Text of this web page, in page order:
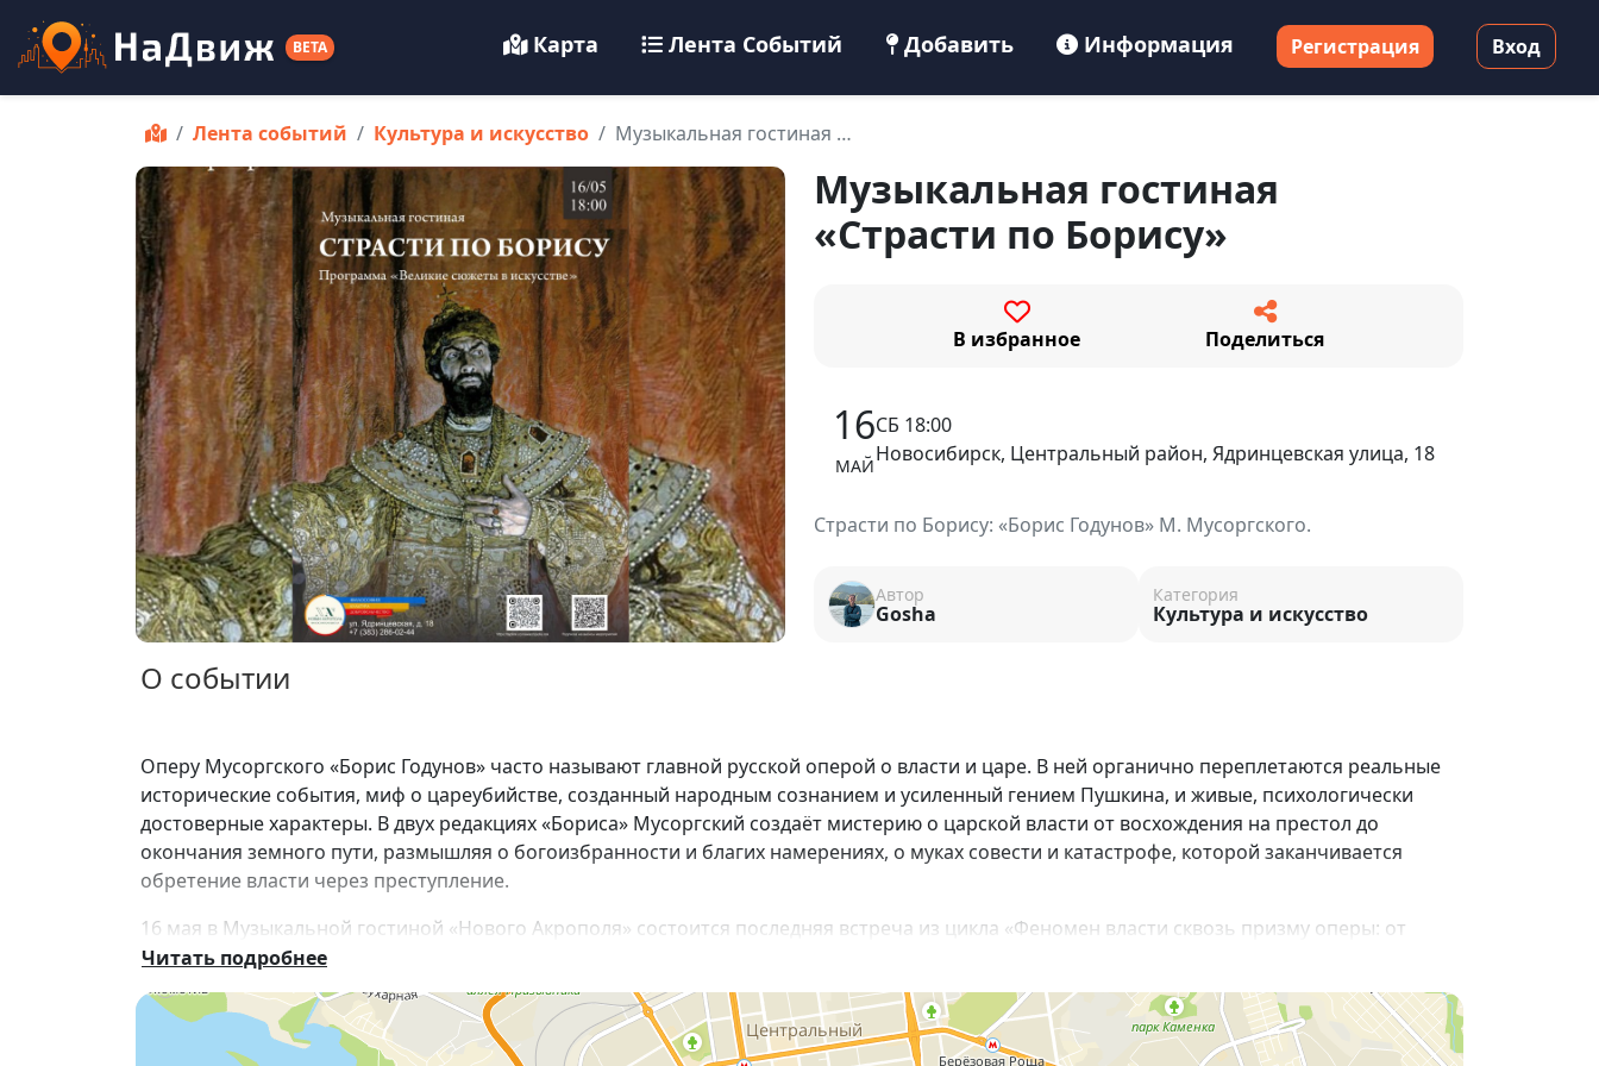
BETA Карта Лента Событий Добавить Информация Регистрация Вход
Лента событий Культура и искусство Музыкальная гостиная …
Музыкальная гостиная
«Страсти по Борису»
В избранное Поделиться
16
МАЙ
СБ 18:00
Новосибирск, Центральный район, Ядринцевская улица, 18
Страсти по Борису: «Борис Годунов» М. Мусоргского.
Автор
Gosha
Категория
Культура и искусство
О событии
Оперу Мусоргского «Борис Годунов» часто называют главной русской оперой о власти и царе. В ней органично переплетаются реальные
исторические события, миф о цареубийстве, созданный народным сознанием и усиленный гением Пушкина, и живые, психологически
достоверные характеры. В двух редакциях «Бориса» Мусоргский создаёт мистерию о царской власти от восхождения на престол до
окончания земного пути, размышляя о богоизбранности и благих намерениях, о муках совести и катастрофе, которой заканчивается
обретение власти через преступление.
16 мая в Музыкальной гостиной «Нового Акрополя» состоится последняя встреча из цикла «Феномен власти сквозь призму оперы: от
древнегреческой трагедии к психологической драме».
Читать подробнее